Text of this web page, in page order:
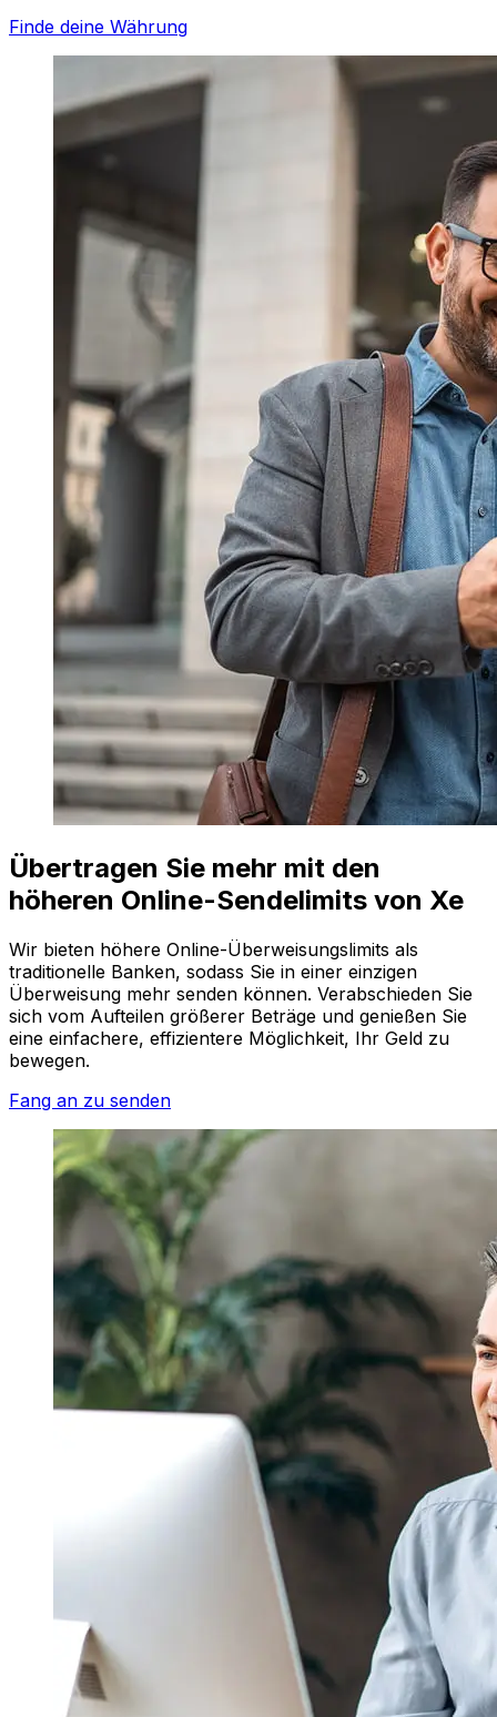
Finde deine Währung
Übertragen Sie mehr mit den
höheren Online-Sendelimits von Xe
Wir bieten höhere Online-Überweisungslimits als
traditionelle Banken, sodass Sie in einer einzigen
Überweisung mehr senden können. Verabschieden Sie
sich vom Aufteilen größerer Beträge und genießen Sie
eine einfachere, effizientere Möglichkeit, Ihr Geld zu
bewegen.
Fang an zu senden